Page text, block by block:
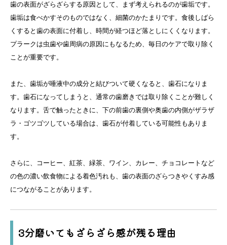
歯の表面がざらざらする原因として、まず考えられるのが歯垢です。
歯垢は食べかすそのものではなく、細菌のかたまりです。食後しばら
くすると歯の表面に付着し、時間が経つほど落としにくくなります。
プラークは虫歯や歯周病の原因にもなるため、毎日のケアで取り除く
ことが重要です。
また、歯垢が唾液中の成分と結びついて硬くなると、歯石になりま
す。歯石になってしまうと、通常の歯磨きでは取り除くことが難しく
なります。舌で触ったときに、下の前歯の裏側や奥歯の内側がザラザ
ラ・ゴツゴツしている場合は、歯石が付着している可能性もありま
す。
さらに、コーヒー、紅茶、緑茶、ワイン、カレー、チョコレートなど
の色の濃い飲食物による着色汚れも、歯の表面のざらつきやくすみ感
につながることがあります。
3分磨いてもざらざら感が残る理由